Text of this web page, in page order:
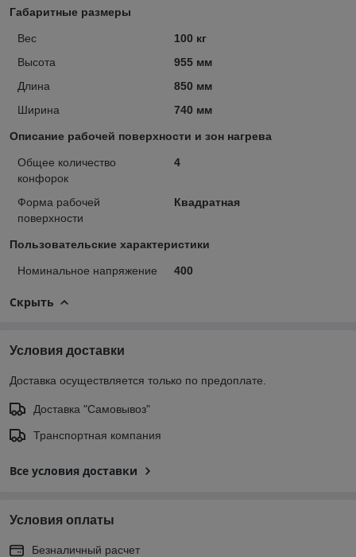
Габаритные размеры
Вес
100 кг
Высота
955 мм
Длина
850 мм
Ширина
740 мм
Описание рабочей поверхности и зон нагрева
Общее количество
конфорок
4
Форма рабочей
поверхности
Квадратная
Пользовательские характеристики
Номинальное напряжение 400
Скрыть
Условия доставки
Доставка осуществляется только по предоплате.
Доставка "Самовывоз"
Транспортная компания
Все условия доставки
Условия оплаты
Безналичный расчет